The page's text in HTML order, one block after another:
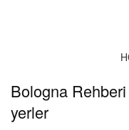
Bologna
yerler